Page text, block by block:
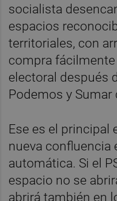
socialista
espacios
territoriales, con
compra
electoral después
Podemos y
Ese es el principal
nueva confluencia
automática. Si el
espacio no se
abrirá también en